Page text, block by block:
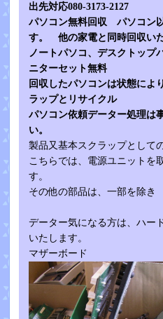
出先対応080-3173-2127
パソコン無料回収 パソコン
す。 他の家電と同時回収いた
ノートパソコ、デスクトッ
ニターセット無料
回収したパソコンは状態によ
ラップとリサイクル
パソコン依頼データー処理は
い。
製品又基本スクラップとして
こちらでは、電源ユニットを
す。
その他の部品は、一部を除
データー気になる方は、ハー
いたします。
マザーボード メ